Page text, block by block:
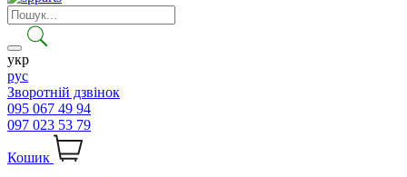
укр
рус
Зворотній дзвінок
095 067 49 94
097 023 53 79
Кошик